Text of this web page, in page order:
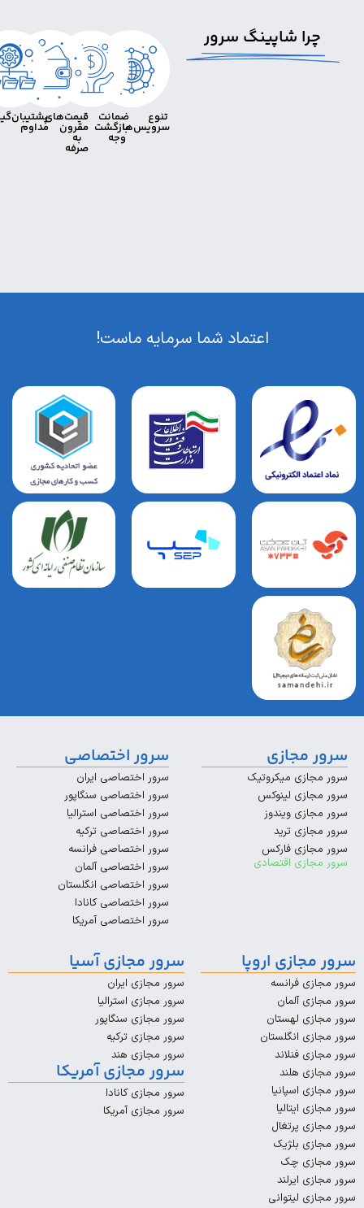
شاپینگ سرور
ضمانت
بازگشت
قیمت‌های
مقرون
به
صرفه
پشتیبان‌گیری
مداوم
اعتماد شما سرمایه ماست!
میکروتیک
لینوکس
ویندوز
ترید
فارکس
اقتصادی
سرور اختصاصی
سرور اختصاصی ایران
سرور اختصاصی سنگاپور
سرور اختصاصی استرالیا
سرور اختصاصی ترکیه
سرور اختصاصی فرانسه
سرور اختصاصی آلمان
سرور اختصاصی انگلستان
سرور اختصاصی کانادا
سرور اختصاصی آمریکا
اروپا
فرانسه
آلمان
لهستان
انگلستان
فنلاند
هلند
اسپانیا
پرتغال
بلژیک
چک
لیتوانی
سرور مجازی آسیا
سرور مجازی ایران
سرور مجازی استرالیا
سرور مجازی سنگاپور
سرور مجازی ترکیه
سرور مجازی هند
سرور مجازی آمریکا
سرور مجازی کانادا
سرور مجازی آمریکا